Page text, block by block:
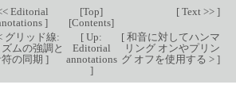
Editorial
]
[Top]
[Contents]
[Text >> ]
グリッド線:
ズムの強調と
の同期 ]
[ Up:
Editorial
annotations
]
[和音に対してハンマ
リング オンやプリン
グ オフを使用する > ]